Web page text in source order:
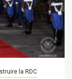
la RDC